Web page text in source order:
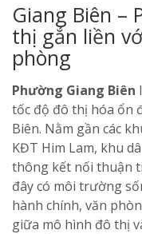
Giang Biên –
thị gắn liền
phòng
Phường Giang Biên
tốc độ đô thị hóa ổn
Biên. Nằm gần các
KĐT Him Lam, khu
thông kết nối thuận
đây có môi trường
hành chính, văn
giữa mô hình đô thị